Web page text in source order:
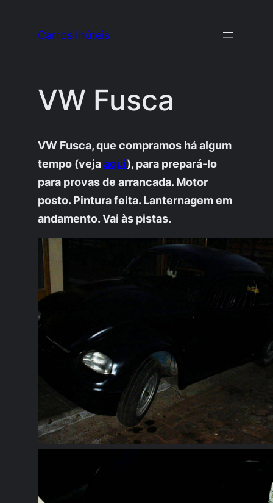
Carros Inúteis
VW Fusca
VW Fusca, que compramos há algum
tempo (vejaaqui), para prepará-lo
para provas de arrancada. Motor
posto. Pintura feita. Lanternagem em
andamento. Vai às pistas.